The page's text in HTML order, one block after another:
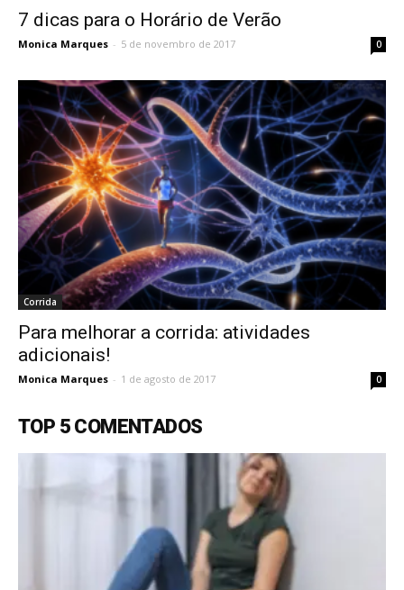
7 dicas para o Horário de Verão
Monica Marques - 5 de novembro de 2017 0
Corrida
Para melhorar a corrida: atividades
adicionais!
Monica Marques - 1 de agosto de 2017 0
TOP 5 COMENTADOS